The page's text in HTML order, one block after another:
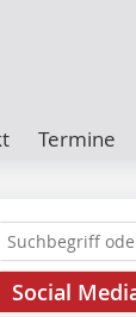
Termine
Social